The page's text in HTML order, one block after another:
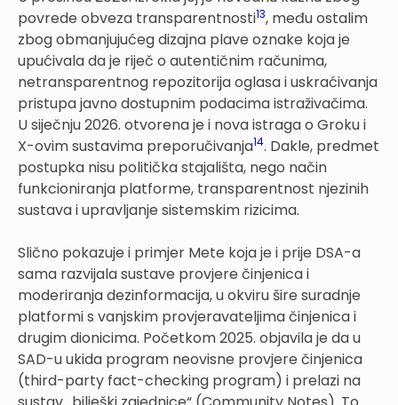
povrede obveza transparentnosti13, među ostalim
zbog obmanjujućeg dizajna plave oznake koja je
upućivala da je riječ o autentičnim računima,
netransparentnog repozitorija oglasa i uskraćivanja
pristupa javno dostupnim podacima istraživačima.
U siječnju 2026. otvorena je i nova istraga o Groku i
X-ovim sustavima preporučivanja14. Dakle, predmet
postupka nisu politička stajališta, nego način
funkcioniranja platforme, transparentnost njezinih
sustava i upravljanje sistemskim rizicima.
Slično pokazuje i primjer Mete koja je i prije DSA-a
sama razvijala sustave provjere činjenica i
moderiranja dezinformacija, u okviru šire suradnje
platformi s vanjskim provjeravateljima činjenica i
drugim dionicima. Početkom 2025. objavila je da u
SAD-u ukida program neovisne provjere činjenica
(third-party fact-checking program) i prelazi na